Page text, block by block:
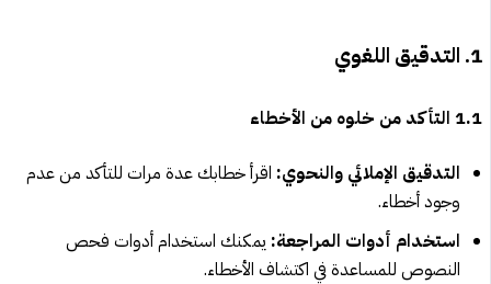
1. التدقيق اللغوي
1.1 التأكد من خلوه من الأخطاء
التدقيق الإملائي والنحوي: اقرأ خطابك عدة مرات للتأكد من عدم
وجود أخطاء.
استخدام أدوات المراجعة: يمكنك استخدام أدوات فحص
النصوص للمساعدة في اكتشاف الأخطاء.